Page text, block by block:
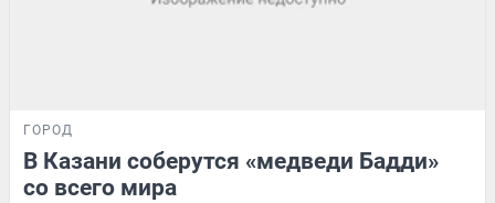
ГОРОД
В Казани соберутся «медведи Бадди»
со всего мира